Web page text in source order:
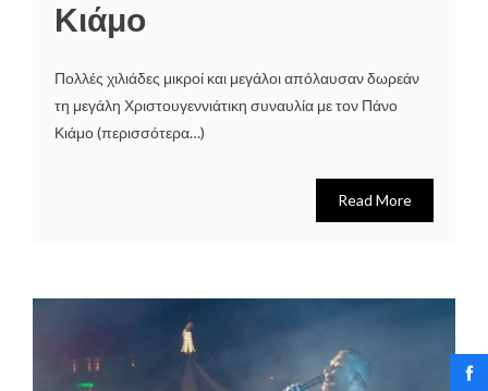
Κιάμο
Πολλές χιλιάδες μικροί και μεγάλοι απόλαυσαν δωρεάν
τη μεγάλη Χριστουγεννιάτικη συναυλία με τον Πάνο
Κιάμο (περισσότερα…)
Read More